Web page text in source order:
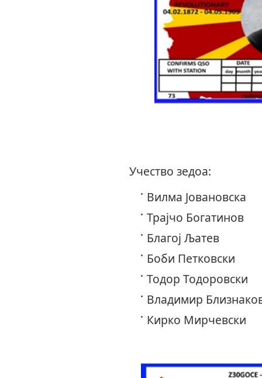
Учество зедоа:
Вилма
Трајчо
Благој Љатев
Боби
Тодор
Владимир
Кирко